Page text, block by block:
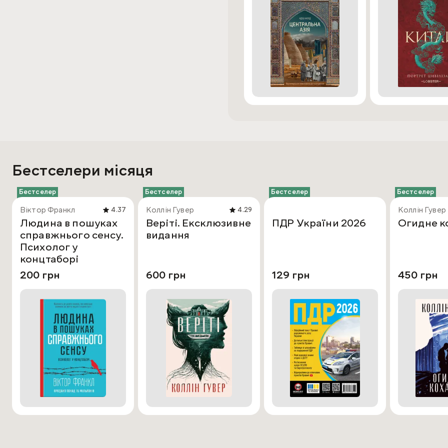
Бестселери місяця
Бестселер
Віктор Франкл 4.37
Людина в пошуках
справжнього сенсу.
Психолог у
концтаборі
200 грн
Бестселер
Коллін Гувер 4.29
Веріті. Ексклюзивне
видання
600 грн
Бестселер
ПДР України 2026
129 грн
Бестселер
Коллін Гувер
Огидне
450 грн